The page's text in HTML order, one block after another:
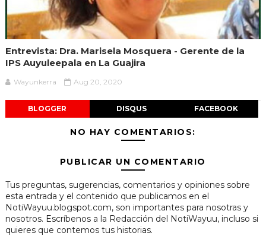
Entrevista: Dra. Marisela Mosquera - Gerente de la
IPS Auyuleepala en La Guajira
Wayunkerra Aug 20, 2020
BLOGGER DISQUS FACEBOOK
NO HAY COMENTARIOS:
PUBLICAR UN COMENTARIO
Tus preguntas, sugerencias, comentarios y opiniones sobre
esta entrada y el contenido que publicamos en el
NotiWayuu.blogspot.com, son importantes para nosotras y
nosotros. Escríbenos a la Redacción del NotiWayuu, incluso si
quieres que contemos tus historias.